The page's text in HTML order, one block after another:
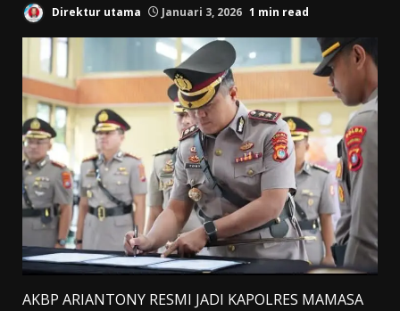
Direktur utama Januari 3, 2026 1 min read
AKBP ARIANTONY RESMI JADI KAPOLRES MAMASA